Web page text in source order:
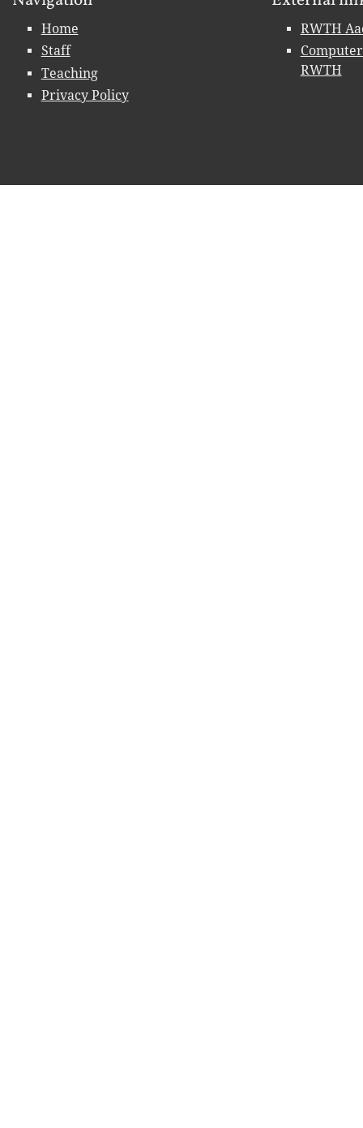
Home
Staff
Teaching
Privacy Policy
RWTH
RWTH